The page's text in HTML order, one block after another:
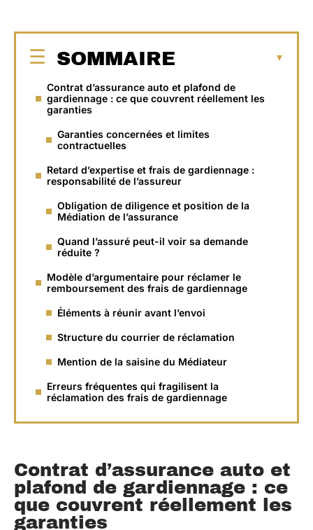
SOMMAIRE
Contrat d’assurance auto et plafond de
gardiennage : ce que couvrent réellement les
garanties
Garanties concernées et limites
contractuelles
Retard d’expertise et frais de gardiennage :
responsabilité de l’assureur
Obligation de diligence et position de la
Médiation de l’assurance
Quand l’assuré peut-il voir sa demande
réduite ?
Modèle d’argumentaire pour réclamer le
remboursement des frais de gardiennage
Éléments à réunir avant l’envoi
Structure du courrier de réclamation
Mention de la saisine du Médiateur
Erreurs fréquentes qui fragilisent la
réclamation des frais de gardiennage
Contrat d’assurance auto et
plafond de gardiennage : ce
que couvrent réellement les
garanties